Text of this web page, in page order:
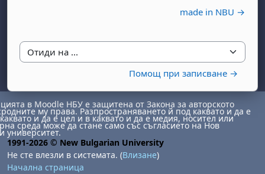
made in NBU →
Отиди на ...
Помощ при записване →
в Moodle НБУ е защитена от Закона за авторското
му права. Разпространяването й под каквато и да е
и да е цел и в каквато и да е медия, носител или
среда може да стане само със съгласието на Нов
университет.
1991-2026 © New Bulgarian University
Не сте влезли в системата. (Влизане)
Начална страница